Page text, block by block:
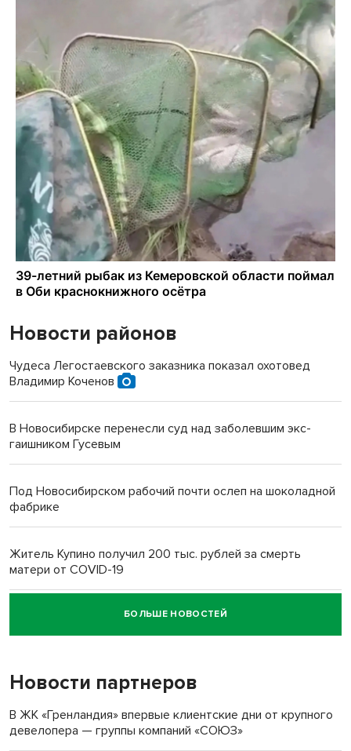
Новости районов
Чудеса Легостаевского заказника показал охотовед
Владимир Коченов
В Новосибирске перенесли суд над заболевшим экс-
гаишником Гусевым
Под Новосибирском рабочий почти ослеп на шоколадной
фабрике
Житель Купино получил 200 тыс. рублей за смерть
матери от COVID-19
Новосибирский суд наказал водителя за смерть
пенсионерки на вокзале
«Мы живём на пастбище!»: в новосибирском селе лошади
терроризируют жителей
Инвалид получил условный срок за избиение врачей
БОЛЬШЕ НОВОСТЕЙ
Новости партнеров
В ЖК «Гренландия» впервые клиентские дни от крупного
девелопера — группы компаний «СОЮЗ»